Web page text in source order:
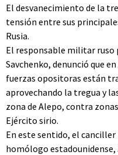
El desvanecimiento de la
tensión entre sus
Rusia.
El responsable militar
Savchenko, denunció que
fuerzas opositoras están
aprovechando la tregua y
zona de Alepo, contra
Ejército sirio.
En este sentido, el canciller
homólogo estadounidense,